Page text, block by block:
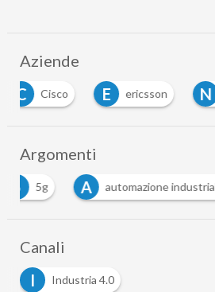
Aziende
Cisco E ericsson N Nokia
Argomenti
A
automazione industriale I
Canali
I
Industria 4.0